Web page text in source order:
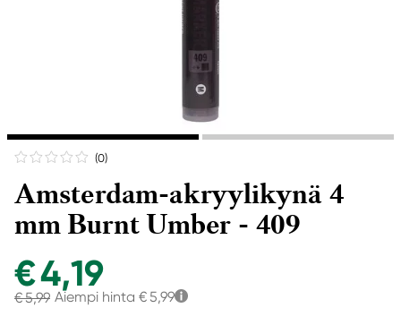
(0)
Amsterdam-akryylikynä 4
mm Burnt Umber - 409
€ 4,19
€ 5,99 Aiempi hinta € 5,99